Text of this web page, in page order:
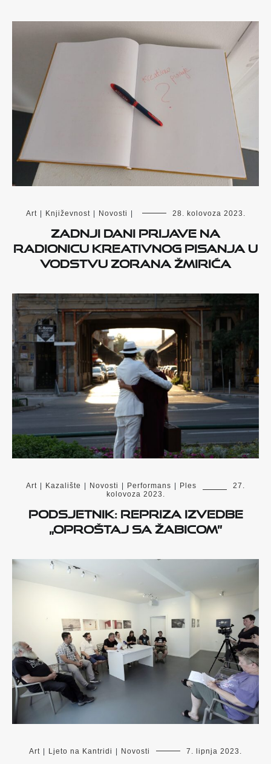
Art | Književnost | Novosti | 28. kolovoza 2023.
Zadnji dani prijave na
radionicu kreativnog pisanja u
vodstvu Zorana Žmirića
Art | Kazalište | Novosti | Performans | Ples
27.
kolovoza 2023.
Podsjetnik: Repriza izvedbe
„Oproštaj sa Žabicom”
Art | Ljeto na Kantridi | Novosti 7. lipnja 2023.